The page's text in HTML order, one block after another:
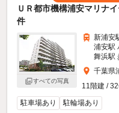
ＵＲ都市機構浦安マリナ
件
すべての写真
新浦安
浦安駅
舞浜駅
千葉県
11階建 /
駐車場あり
駐輪場あり